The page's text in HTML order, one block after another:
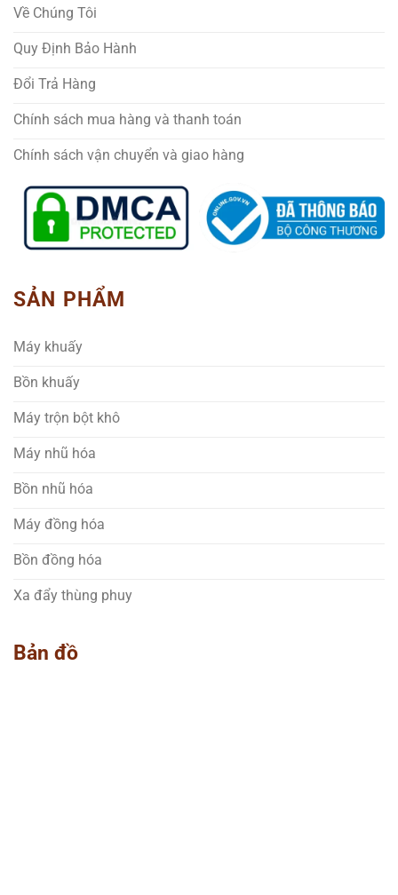
Về Chúng Tôi
Quy Định Bảo Hành
Đổi Trả Hàng
Chính sách mua hàng và thanh toán
Chính sách vận chuyển và giao hàng
SẢN PHẨM
Máy khuấy
Bồn khuấy
Máy trộn bột khô
Máy nhũ hóa
Bồn nhũ hóa
Máy đồng hóa
Bồn đồng hóa
Xa đẩy thùng phuy
Bản đồ